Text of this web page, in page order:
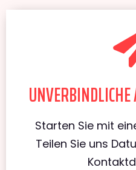
Starten Sie mit
Teilen Sie uns